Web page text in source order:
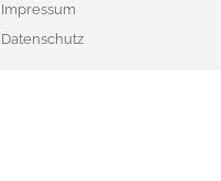
Impressum
Datenschutz